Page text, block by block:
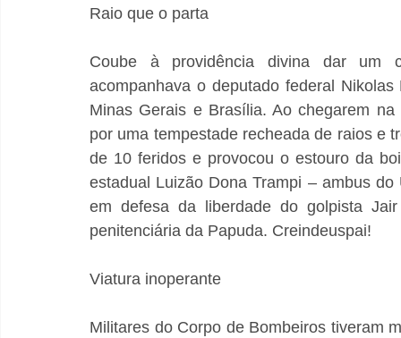
Raio que o parta
Coube à providência divina dar um
acompanhava o deputado federal
Minas Gerais e Brasília. Ao chegarem
por uma tempestade recheada de raios e
de 10 feridos e provocou o estouro da
estadual Luizão Dona Trampi – ambus
em defesa da liberdade do golpista
penitenciária da Papuda. Creindeuspai!
Viatura inoperante
Militares do Corpo de Bombeiros tiveram